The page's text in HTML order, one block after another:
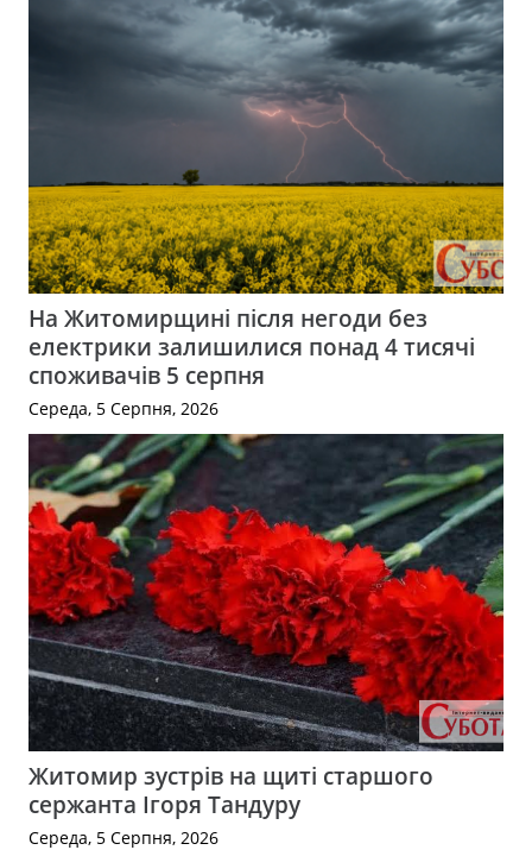
На Житомирщині після негоди без
електрики залишилися понад 4 тисячі
споживачів 5 серпня
Середа, 5 Серпня, 2026
Житомир зустрів на щиті старшого
сержанта Ігоря Тандуру
Середа, 5 Серпня, 2026